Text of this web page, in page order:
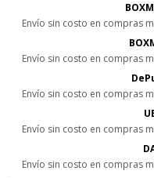
Envío sin costo en compras
Envío sin costo en compras
Envío sin costo en compras
Envío sin costo en compras
Envío sin costo en compras